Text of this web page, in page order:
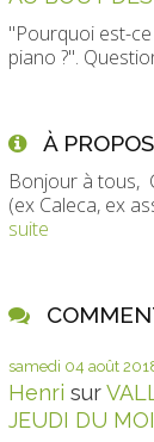
"Pourquoi est-
piano ?".
À PROPOS
Bonjour à tous,
(ex Caleca, ex
suite
samedi 04 août
Henri sur
JEUDI DU